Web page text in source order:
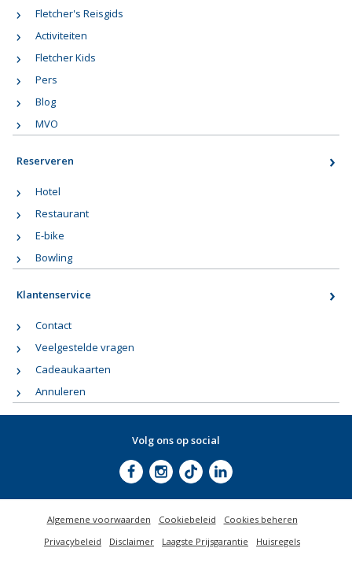
Fletcher's Reisgids
Activiteiten
Fletcher Kids
Pers
Blog
MVO
Reserveren
Hotel
Restaurant
E-bike
Bowling
Klantenservice
Contact
Veelgestelde vragen
Cadeaukaarten
Annuleren
Volg ons op social
Algemene voorwaarden Cookiebeleid
Cookies beheren
Privacybeleid
Disclaimer Laagste Prijsgarantie Huisregels